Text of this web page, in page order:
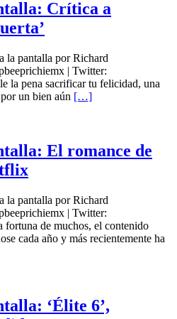
Crítica a
la pantalla por Richard
| Twitter:
la pena sacrificar tu felicidad, una
un bien aún […]
El romance de
la pantalla por Richard
| Twitter:
fortuna de muchos, el contenido
cada año y más recientemente ha
‘Élite 6’,